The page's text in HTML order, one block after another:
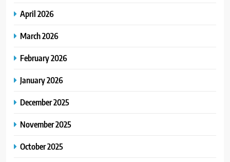
April 2026
March 2026
February 2026
January 2026
December 2025
November 2025
October 2025